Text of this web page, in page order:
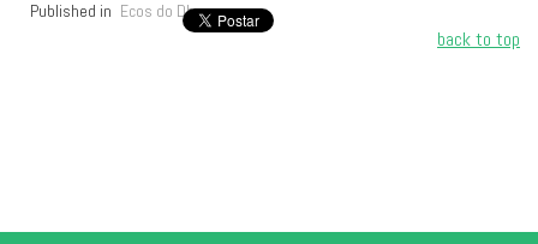
Published in Ecos do Dharma
back to top